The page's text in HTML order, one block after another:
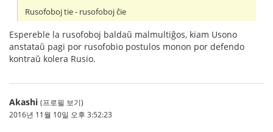
Rusofoboj tie - rusofoboj ĉie
Espereble la rusofoboj baldaŭ malmultiĝos, kiam Usono
anstataŭ pagi por rusofobio postulos monon por defendo
kontraŭ kolera Rusio.
Akashi (프로필 보기)
2016년 11월 10일 오후 3:52:23